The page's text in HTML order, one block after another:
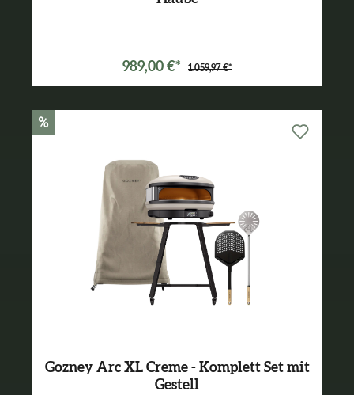
989,00 €* 1.059,97 €*
%
Gozney Arc XL Creme - Komplett Set mit
Gestell